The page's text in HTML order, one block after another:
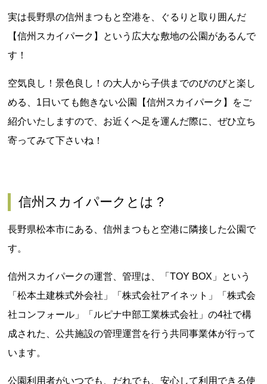
実は長野県の信州まつもと空港を、ぐるりと取り囲んだ
【信州スカイパーク】という広大な敷地の公園があるんで
す！
空気良し！景色良し！の大人から子供までのびのびと楽し
める、1日いても飽きない公園【信州スカイパーク】をご
紹介いたしますので、お近くへ足を運んだ際に、ぜひ立ち
寄ってみて下さいね！
信州スカイパークとは？
長野県松本市にある、信州まつもと空港に隣接した公園で
す。
信州スカイパークの運営、管理は、「TOY BOX」という
「松本土建株式外会社」「株式会社アイネット」「株式会
社コンフォール」「ルピナ中部工業株式会社」の4社で構
成された、公共施設の管理運営を行う共同事業体が行って
います。
公園利用者がいつでも、だれでも、安心して利用できる使